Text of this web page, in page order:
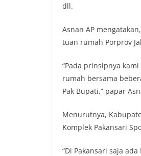
dll.
Asnan AP
tuan rumah Porprov
“Pada prinsipnya
rumah bersama
Pak Bupati,” papar
Menurutnya,
Komplek Pakansari
“Di Pakansari saja